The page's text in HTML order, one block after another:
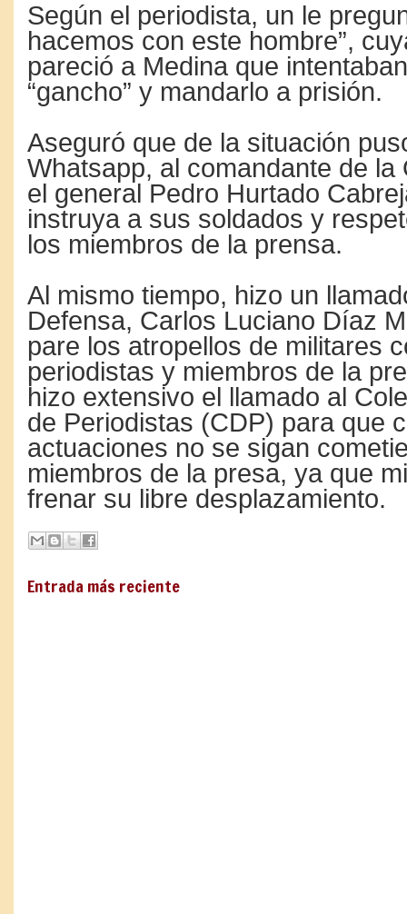
Según el periodista, un le
hacemos con este hombre”,
pareció a Medina que
“gancho” y mandarlo a prisión.
Aseguró que de la situación
Whatsapp, al comandante de la
el general Pedro Hurtado
instruya a sus soldados y
los miembros de la prensa.
Al mismo tiempo, hizo un
Defensa, Carlos Luciano Díaz
pare los atropellos de militares
periodistas y miembros de la
hizo extensivo el llamado al
de Periodistas (CDP) para que
actuaciones no se sigan
miembros de la presa, ya que
frenar su libre desplazamiento.
Entrada más reciente